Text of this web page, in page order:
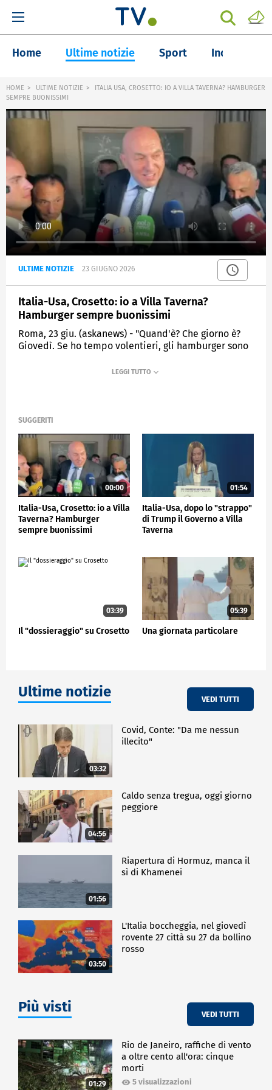
Home Ultime notizie Sport Inchieste
HOME ULTIME NOTIZIE
ITALIA USA, CROSETTO: IO A VILLA TAVERNA? HAMBURGER
SEMPRE BUONISSIMI
ULTIME NOTIZIE 23 GIUGNO 2026
Italia-Usa, Crosetto: io a Villa Taverna?
Hamburger sempre buonissimi
Roma, 23 giu. (askanews) - "Quand'è? Che giorno è?
Giovedì. Se ho tempo volentieri, gli hamburger sono
così il ministro della Difesa Guido Crosetto, parlando
giovedì 2 luglio andrà a Villa Taverna (residenza
del 4 luglio e del 250esimo anniversario
dell'indipendenza degli Stati Uniti.
ESTERI
SUGGERITI
00:00
Italia-Usa, Crosetto: io a Villa
Taverna? Hamburger
sempre buonissimi
01:54
Italia-Usa, dopo lo "strappo"
di Trump il Governo a Villa
Taverna
03:39
Il "dossieraggio" su Crosetto
05:39
Una giornata particolare
Ultime notizie VEDI TUTTI
03:32
Covid, Conte: "Da me nessun
illecito"
04:56
Caldo senza tregua, oggi giorno
peggiore
01:56
Riapertura di Hormuz, manca il
sì di Khamenei
03:50
L'Italia boccheggia, nel giovedì
rovente 27 città su 27 da bollino
rosso
Più visti VEDI TUTTI
01:29
Rio de Janeiro, raffiche di vento
a oltre cento all'ora: cinque
morti
5 visualizzazioni